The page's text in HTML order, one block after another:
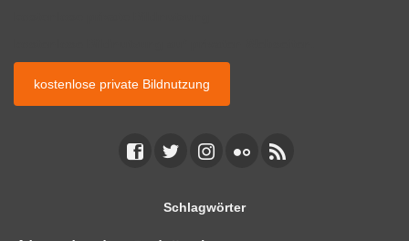
kostenlose private Bildnutzung
Schlagwörter